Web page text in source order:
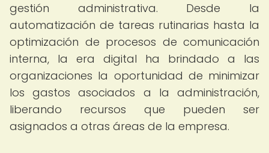
gestión administrativa. Desde la
automatización de tareas rutinarias hasta la
optimización de procesos de comunicación
interna, la era digital ha brindado a las
organizaciones la oportunidad de minimizar
los gastos asociados a la administración,
liberando recursos que pueden ser
asignados a otras áreas de la empresa.